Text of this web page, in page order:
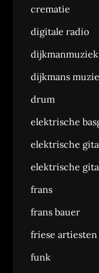
crematie
digitale radio
dijkmanmuziek
dijkmans
drum
elektrische
elektrische
elektrische
frans
frans bauer
friese artiesten
funk